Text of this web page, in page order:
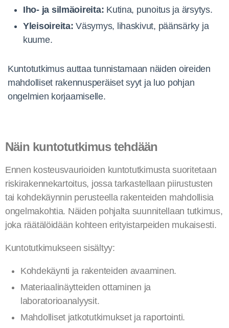
Iho- ja silmäoireita: Kutina, punoitus ja ärsytys.
Yleisoireita: Väsymys, lihaskivut, päänsärky ja
kuume.
Kuntotutkimus auttaa tunnistamaan näiden oireiden
mahdolliset rakennusperäiset syyt ja luo pohjan
ongelmien korjaamiselle.
Näin kuntotutkimus tehdään
Ennen kosteusvaurioiden kuntotutkimusta suoritetaan
riskirakennekartoitus, jossa tarkastellaan piirustusten
tai kohdekäynnin perusteella rakenteiden mahdollisia
ongelmakohtia. Näiden pohjalta suunnitellaan tutkimus,
joka räätälöidään kohteen erityistarpeiden mukaisesti.
Kuntotutkimukseen sisältyy:
Kohdekäynti ja rakenteiden avaaminen.
Materiaalinäytteiden ottaminen ja
laboratorioanalyysit.
Mahdolliset jatkotutkimukset ja raportointi.